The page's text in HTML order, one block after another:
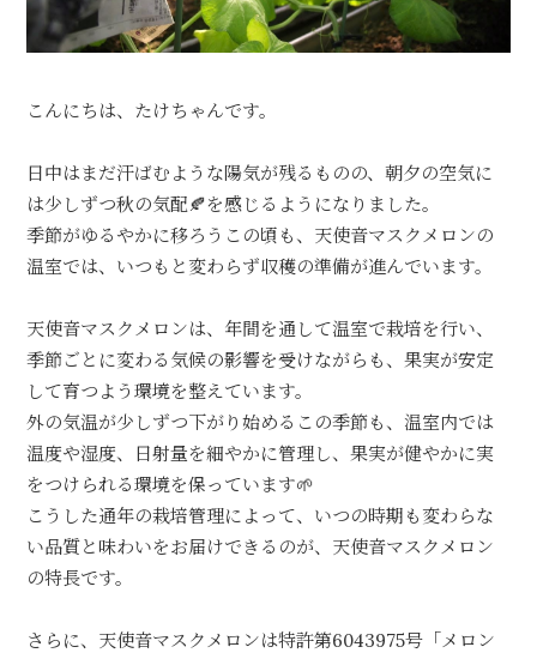
こんにちは、たけちゃんです。
日中はまだ汗ばむような陽気が残るものの、朝夕の空気に
は少しずつ秋の気配🍂を感じるようになりました。
季節がゆるやかに移ろうこの頃も、天使音マスクメロンの
温室では、いつもと変わらず収穫の準備が進んでいます。
天使音マスクメロンは、年間を通して温室で栽培を行い、
季節ごとに変わる気候の影響を受けながらも、果実が安定
して育つよう環境を整えています。
外の気温が少しずつ下がり始めるこの季節も、温室内では
温度や湿度、日射量を細やかに管理し、果実が健やかに実
をつけられる環境を保っています🌱
こうした通年の栽培管理によって、いつの時期も変わらな
い品質と味わいをお届けできるのが、天使音マスクメロン
の特長です。
さらに、天使音マスクメロンは特許第6043975号「メロン